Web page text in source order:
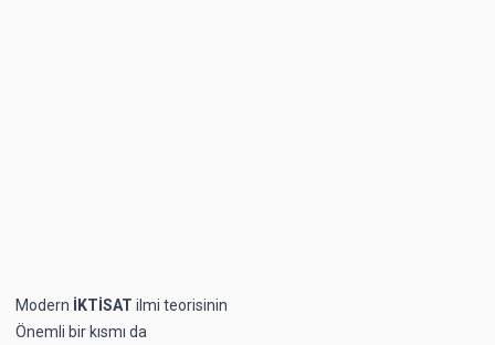
Modern İKTİSAT ilmi teorisinin
Önemli bir kısmı da